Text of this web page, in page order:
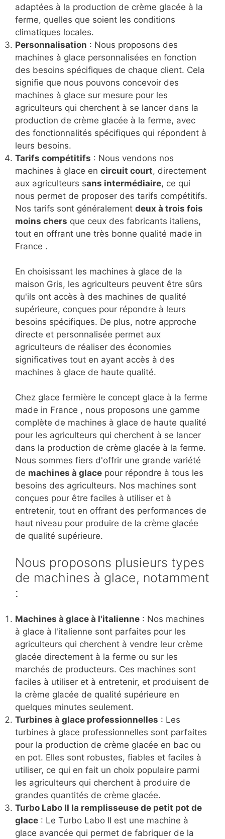
adaptées à la production de crème glacée à la
ferme, quelles que soient les conditions
climatiques locales.
Personnalisation : Nous proposons des
machines à glace personnalisées en fonction
des besoins spécifiques de chaque client. Cela
signifie que nous pouvons concevoir des
machines à glace sur mesure pour les
agriculteurs qui cherchent à se lancer dans la
production de crème glacée à la ferme, avec
des fonctionnalités spécifiques qui répondent à
leurs besoins.
Tarifs compétitifs : Nous vendons nos
machines à glace en circuit court, directement
aux agriculteurs sans intermédiaire, ce qui
nous permet de proposer des tarifs compétitifs.
Nos tarifs sont généralement deux à trois fois
moins chers que ceux des fabricants italiens,
tout en offrant une très bonne qualité made in
France .
En choisissant les machines à glace de la
maison Gris, les agriculteurs peuvent être sûrs
qu'ils ont accès à des machines de qualité
supérieure, conçues pour répondre à leurs
besoins spécifiques. De plus, notre approche
directe et personnalisée permet aux
agriculteurs de réaliser des économies
significatives tout en ayant accès à des
machines à glace de haute qualité.
Chez glace fermière le concept glace à la ferme
made in France , nous proposons une gamme
complète de machines à glace de haute qualité
pour les agriculteurs qui cherchent à se lancer
dans la production de crème glacée à la ferme.
Nous sommes fiers d'offrir une grande variété
de machines à glace pour répondre à tous les
besoins des agriculteurs. Nos machines sont
conçues pour être faciles à utiliser et à
entretenir, tout en offrant des performances de
haut niveau pour produire de la crème glacée
de qualité supérieure.
Nous proposons plusieurs types
de machines à glace, notamment
:
Machines à glace à l'italienne : Nos machines
à glace à l'italienne sont parfaites pour les
agriculteurs qui cherchent à vendre leur crème
glacée directement à la ferme ou sur les
marchés de producteurs. Ces machines sont
faciles à utiliser et à entretenir, et produisent de
la crème glacée de qualité supérieure en
quelques minutes seulement.
Turbines à glace professionnelles : Les
turbines à glace professionnelles sont parfaites
pour la production de crème glacée en bac ou
en pot. Elles sont robustes, fiables et faciles à
utiliser, ce qui en fait un choix populaire parmi
les agriculteurs qui cherchent à produire de
grandes quantités de crème glacée.
Turbo Labo II la remplisseuse de petit pot de
glace : Le Turbo Labo II est une machine à
glace avancée qui permet de fabriquer de la